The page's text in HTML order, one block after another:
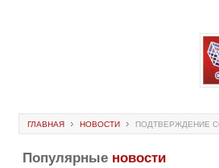
ГЛАВНАЯ НОВОСТИ ПОДТВЕРЖДЕНИЕ
Популярные новости